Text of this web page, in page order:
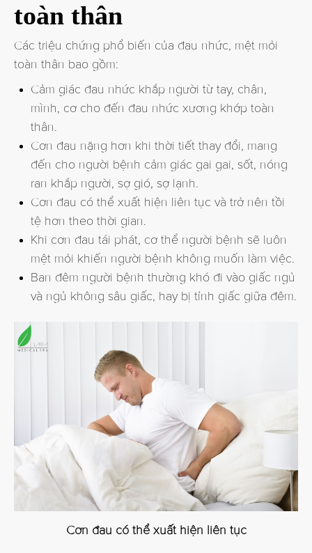
toàn thân
Các triệu chứng phổ biến của đau nhức, mệt mỏi
toàn thân bao gồm:
Cảm giác đau nhức khắp người từ tay, chân,
mình, cơ cho đến đau nhức xương khớp toàn
thân.
Cơn đau nặng hơn khi thời tiết thay đổi, mang
đến cho người bệnh cảm giác gai gai, sốt, nóng
ran khắp người, sợ gió, sợ lạnh.
Cơn đau có thể xuất hiện liên tục và trở nên tồi
tệ hơn theo thời gian.
Khi cơn đau tái phát, cơ thể người bệnh sẽ luôn
mệt mỏi khiến người bệnh không muốn làm việc.
Ban đêm người bệnh thường khó đi vào giấc ngủ
và ngủ không sâu giấc, hay bị tỉnh giấc giữa đêm.
Cơn đau có thể xuất hiện liên tục